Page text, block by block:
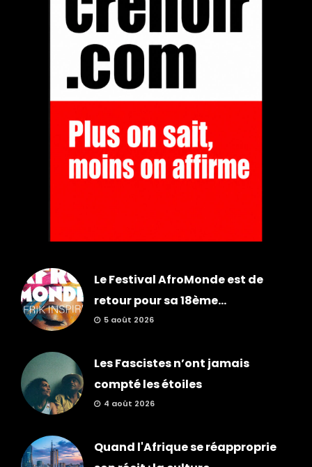
Le Festival AfroMonde est de
retour pour sa 18ème...
5 août 2026
Les Fascistes n’ont jamais
compté les étoiles
4 août 2026
Quand l'Afrique se réapproprie